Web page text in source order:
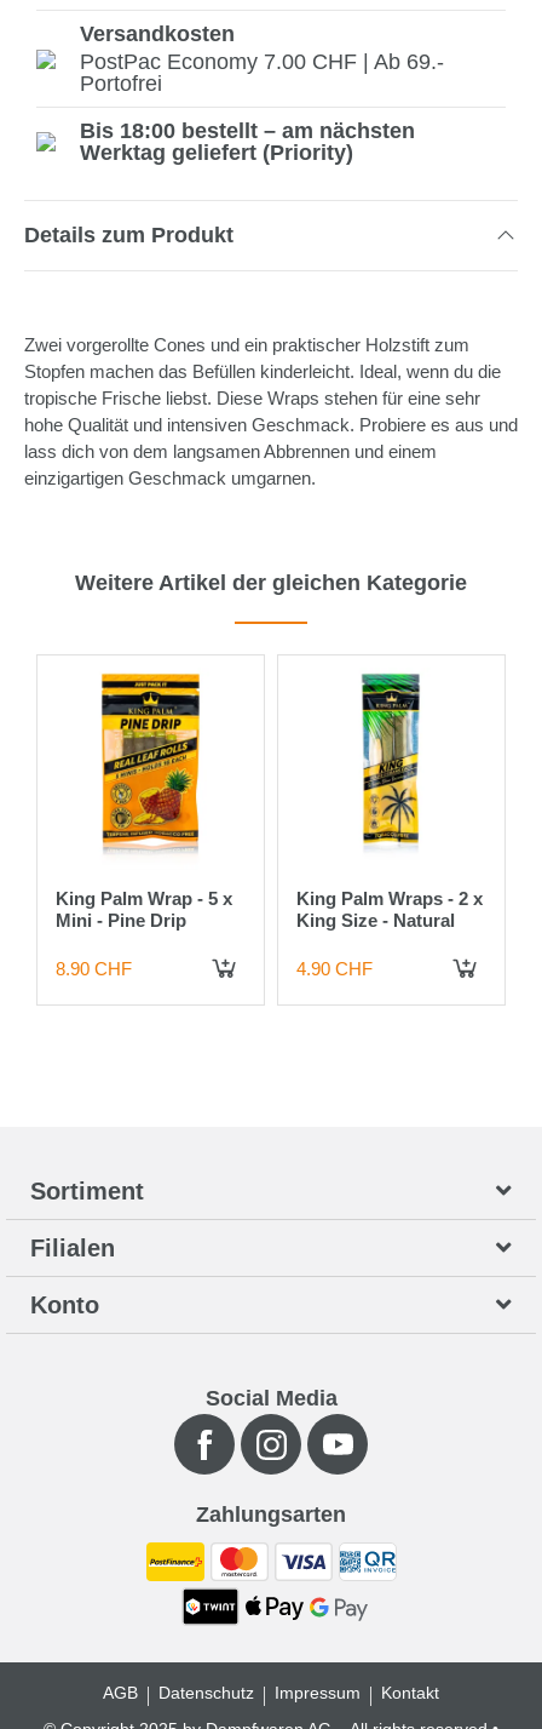
Versandkosten
PostPac Economy 7.00 CHF | Ab 69.-
Portofrei
Bis 18:00 bestellt – am nächsten
Werktag geliefert (Priority)
Details zum Produkt
Zwei vorgerollte Cones und ein praktischer Holzstift zum
Stopfen machen das Befüllen kinderleicht. Ideal, wenn du die
tropische Frische liebst. Diese Wraps stehen für eine sehr
hohe Qualität und intensiven Geschmack. Probiere es aus und
lass dich von dem langsamen Abbrennen und einem
einzigartigen Geschmack umgarnen.
Weitere Artikel der gleichen Kategorie
King Palm Wrap - 5 x
Mini - Pine Drip
8.90 CHF
King Palm Wraps - 2 x
King Size - Natural
4.90 CHF
Sortiment
Filialen
Konto
Social Media
Zahlungsarten
AGB Datenschutz Impressum Kontakt